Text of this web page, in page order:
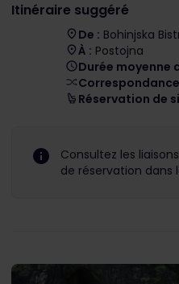
Itinéraire suggéré
De : Bohinjska
À : Postojna
Durée moyenne
Réservation de
Consultez les
de réservation dans